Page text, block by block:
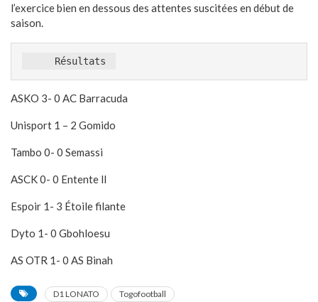
l’exercice bien en dessous des attentes suscitées en début de
saison.
     Résultats
ASKO 3- 0 AC Barracuda
Unisport 1 – 2 Gomido
Tambo 0- 0 Semassi
ASCK 0- 0 Entente ll
Espoir 1- 3 Étoile filante
Dyto 1- 0 Gbohloesu
AS OTR 1- 0 AS Binah
D1 LONATO Togofootball